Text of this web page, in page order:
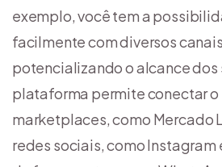
exemplo, você tem a
facilmente com diversos
potencializando o alcance dos
plataforma permite conectar o
marketplaces, como Mercado
redes sociais, como Instagram